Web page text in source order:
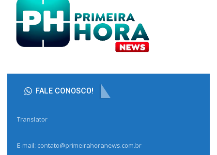
FALE CONOSCO!
Translator
E-mail: contato@primeirahoranews.com.br